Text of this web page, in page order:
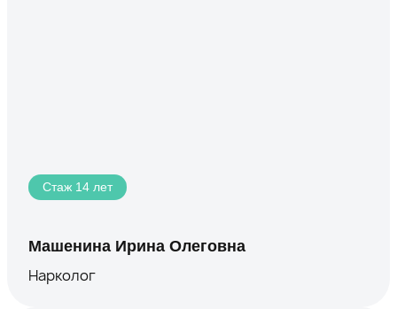
Стаж 14 лет
Машенина Ирина Олеговна
Нарколог